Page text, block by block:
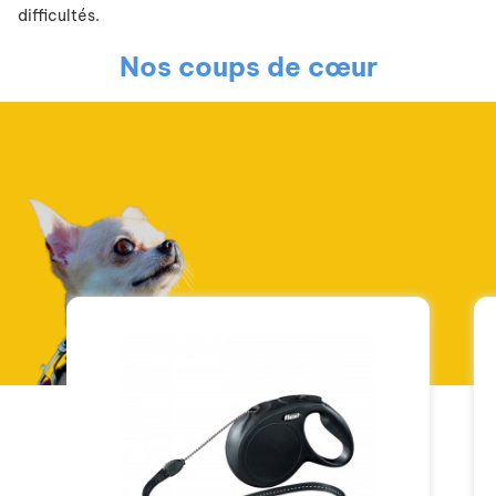
difficultés.
Nos coups de cœur